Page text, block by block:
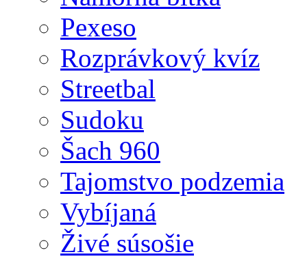
Pexeso
Rozprávkový kvíz
Streetbal
Sudoku
Šach 960
Tajomstvo podzemia
Vybíjaná
Živé súsošie